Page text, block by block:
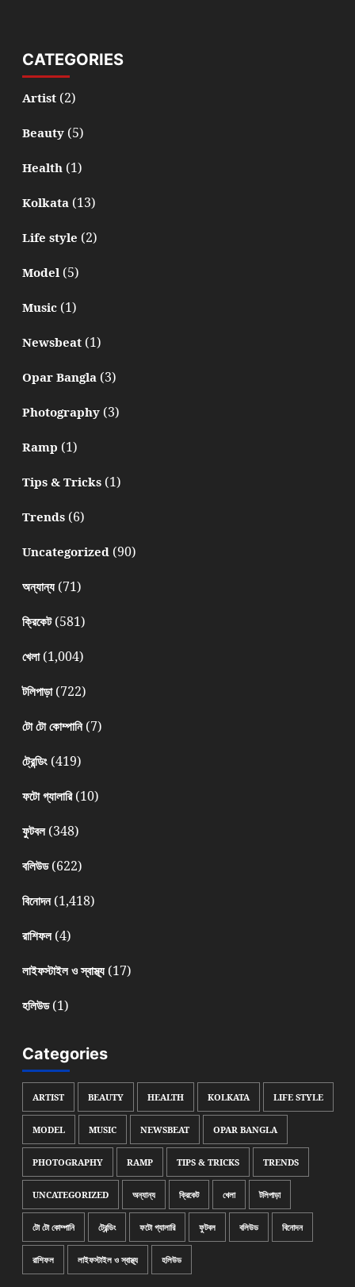
CATEGORIES
Artist(2)
Beauty(5)
Health(1)
Kolkata(13)
Life style (2)
Model(5)
Music(1)
Newsbeat(1)
Opar Bangla(3)
Photography(3)
Ramp (1)
Tips & Tricks(1)
Trends(6)
Uncategorized(90)
অন্যান্য(71)
ক্রিকেট(581)
খেলা(1,004)
টলিপাড়া(722)
টো টো কোম্পানি(7)
ট্রেন্ডিং(419)
ফটো গ্যালারি(10)
ফুটবল(348)
বলিউড(622)
বিনোদন(1,418)
রাশিফল(4)
লাইফস্টাইল ও স্বাস্থ্য(17)
হলিউড(1)
Categories
ARTIST BEAUTY HEALTH KOLKATA LIFE STYLE
MODEL MUSIC NEWSBEAT OPAR BANGLA
PHOTOGRAPHY RAMP TIPS & TRICKS TRENDS
UNCATEGORIZED অন্যান্য ক্রিকেট খেলা টলিপাড়া
টো টো কোম্পানি ট্রেন্ডিং ফটো গ্যালারি ফুটবল বলিউড বিনোদন
রাশিফল লাইফস্টাইল ও স্বাস্থ্য হলিউড